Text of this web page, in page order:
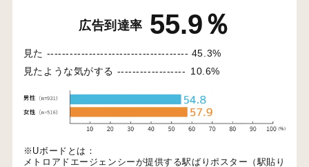
広告到達率 55.9％
見た ------------------------------------- 45.3%
見たような気がする ------------------ 10.6%
※Uボードとは：
メトロアドエージェンシーが提供する駅ばりポスター（駅貼り